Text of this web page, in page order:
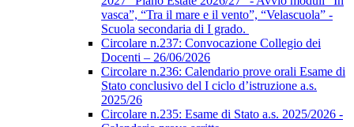
vasca”, “Tra il mare e il vento”, “Velascuola” -
Scuola secondaria di I grado.
Circolare n.237: Convocazione Collegio dei
Docenti – 26/06/2026
Circolare n.236: Calendario prove orali Esame di
Stato conclusivo del I ciclo d’istruzione a.s.
2025/26
Circolare n.235: Esame di Stato a.s. 2025/2026 -